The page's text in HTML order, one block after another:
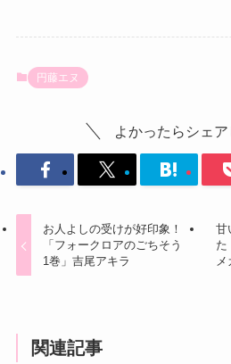
円藤エヌ
よかったらシェア
お人よしの受けが好印象！
「フォークロアのごちそう
1巻」吉尾アキラ
甘
た
メ
関連記事